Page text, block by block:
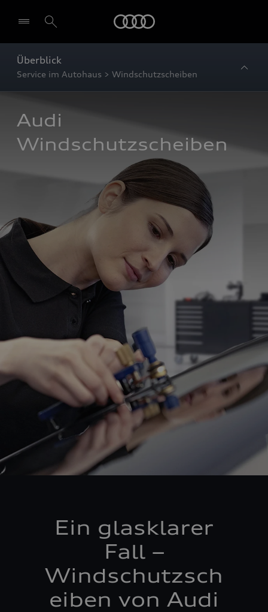
Überblick
Service im Autohaus > Windschutzscheiben
Audi
Windschutzscheiben
Ein glasklarer
Fall –
Windschutzsch
eiben von Audi